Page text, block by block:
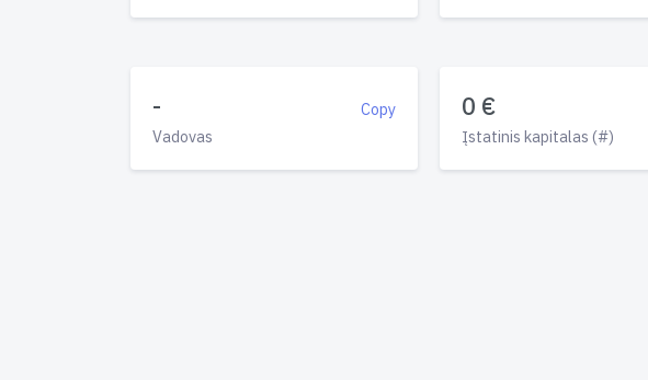
Copy
-
Vadovas
0 €
Įstatinis kapitalas (#)